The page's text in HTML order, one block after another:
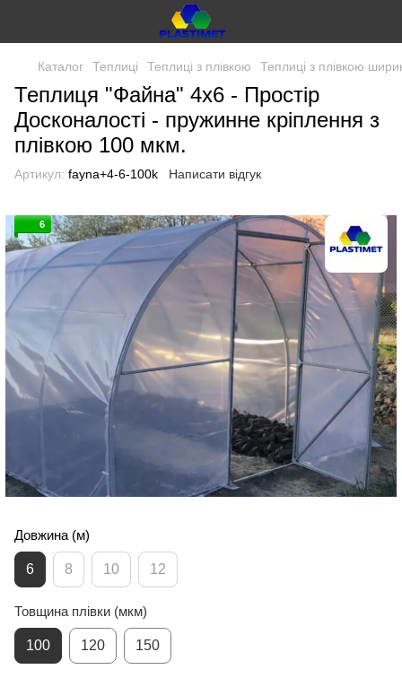
Каталог Теплиці Теплиці з плівкою Теплиці з плівкою
Теплиця "Файна" 4х6 - Простір
Досконалості - пружинне кріплення з
плівкою 100 мкм.
Артикул: fayna+4-6-100k Написати відгук
6
Довжина (м)
6 8 10 12
Товщина плівки (мкм)
100 120 150